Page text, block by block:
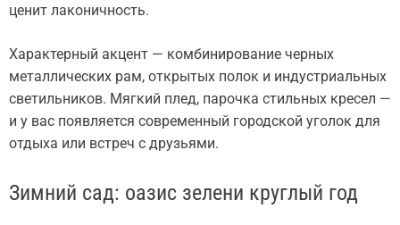
ценит лаконичность.
Характерный акцент — комбинирование черных
металлических рам, открытых полок и индустриальных
светильников. Мягкий плед, парочка стильных кресел —
и у вас появляется современный городской уголок для
отдыха или встреч с друзьями.
Зимний сад: оазис зелени круглый год